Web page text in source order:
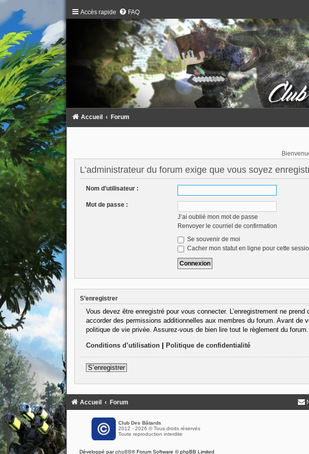
Accès rapide FAQ
Accueil Forum
L’administrateur du forum exige que vous soyez
Nom d’utilisateur :
Mot de passe :
J’ai oublié mon mot de passe
Renvoyer le courriel de confirmation
Se souvenir de moi
Cacher mon statut en ligne pour cette
S’enregistrer
Vous devez être enregistré pour vous connecter. L’enregistrement ne
accorder des permissions additionnelles aux membres du forum. Avant de
politique de vie privée. Assurez-vous de bien lire tout le règlement du forum.
Conditions d’utilisation| Politique de confidentialité
S’enregistrer
Accueil Forum
Club Des Bâtards
2012 - 2026 © Tous droits réservés
Toute reproduction interdite
Développé parphpBB® Forum Software © phpBB Limited